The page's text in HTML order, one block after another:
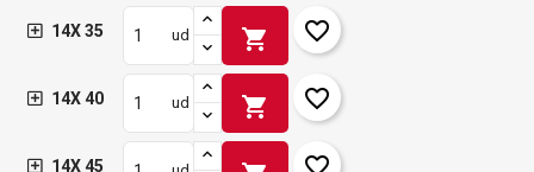
14X 35 ud shopping_cart favorite_border
14X 40 ud shopping_cart favorite_border
14X 45 favorite_border